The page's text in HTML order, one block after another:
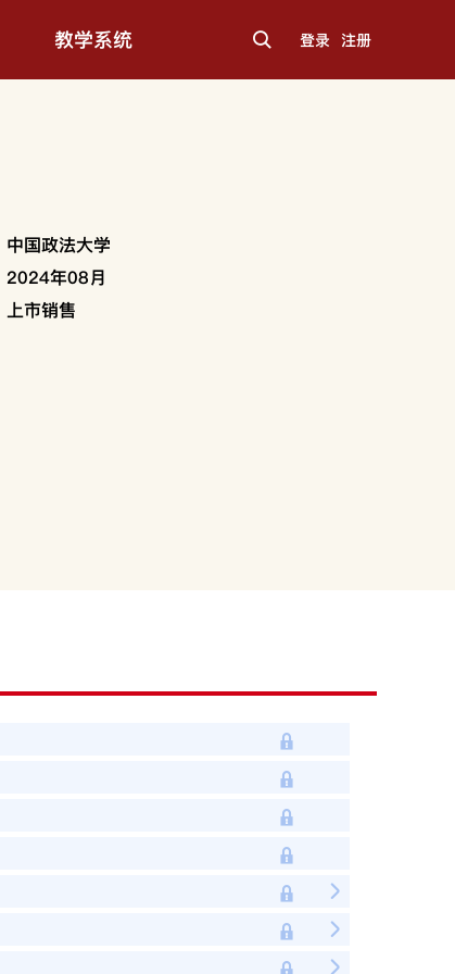
教学系统 登录 注册
中国政法大学
2024年08月
上市销售